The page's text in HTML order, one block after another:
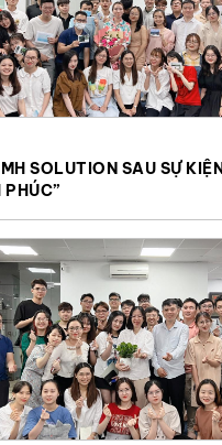
SOLUTION SAU SỰ KIỆN NỘI
PHÚC”